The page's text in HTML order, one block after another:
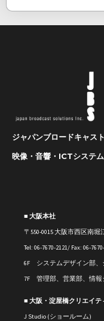
ジャパンブロードキャス
映像・音響・ICTシステ
■ 大阪本社
〒550-0015 大阪市西区南堀
Tel: 06-7670-2121/ Fax: 06-
6F システムデザイン部、
7F 管理部、営業部、情報
■ 大阪・淀屋橋クリエイテ
J Studio (ショールーム)